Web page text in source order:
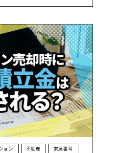
ョン 不動産 家屋番号